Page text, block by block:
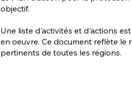
objectif.
Une liste d'activités et d'actions
en oeuvre. Ce document reflète le
pertinents de toutes les régions.